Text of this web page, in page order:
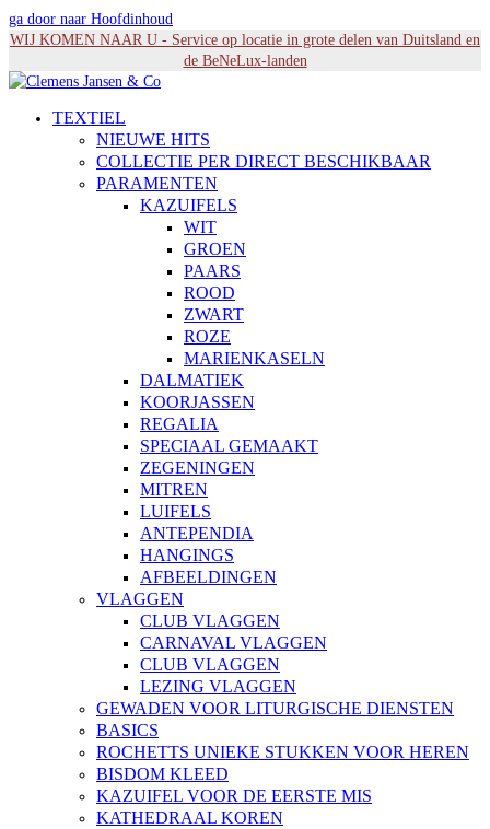
ga door naar Hoofdinhoud
WIJ KOMEN NAAR U - Service op locatie in grote delen van Duitsland en
de BeNeLux-landen
TEXTIEL
NIEUWE HITS
COLLECTIE PER DIRECT BESCHIKBAAR
PARAMENTEN
KAZUIFELS
WIT
GROEN
PAARS
ROOD
ZWART
ROZE
MARIENKASELN
DALMATIEK
KOORJASSEN
REGALIA
SPECIAAL GEMAAKT
ZEGENINGEN
MITREN
LUIFELS
ANTEPENDIA
HANGINGS
AFBEELDINGEN
VLAGGEN
CLUB VLAGGEN
CARNAVAL VLAGGEN
CLUB VLAGGEN
LEZING VLAGGEN
GEWADEN VOOR LITURGISCHE DIENSTEN
BASICS
ROCHETTS UNIEKE STUKKEN VOOR HEREN
BISDOM KLEED
KAZUIFEL VOOR DE EERSTE MIS
KATHEDRAAL KOREN